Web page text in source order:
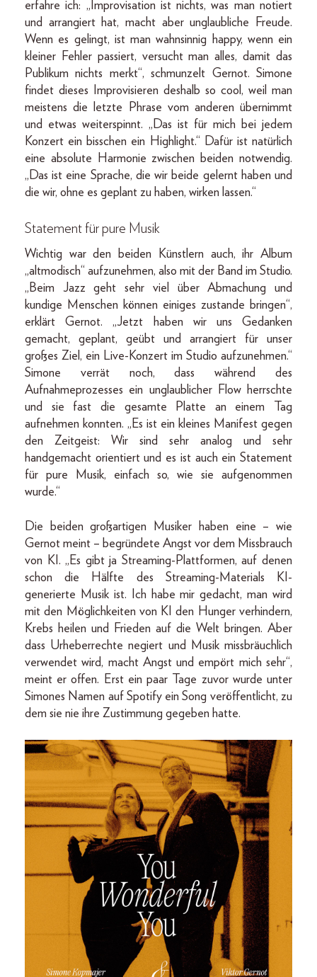
erfahre ich: „Improvisation ist nichts, was man notiert
und arrangiert hat, macht aber unglaubliche Freude.
Wenn es gelingt, ist man wahnsinnig happy, wenn ein
kleiner Fehler passiert, versucht man alles, damit das
Publikum nichts merkt“, schmunzelt Gernot. Simone
findet dieses Improvisieren deshalb so cool, weil man
meistens die letzte Phrase vom anderen übernimmt
und etwas weiterspinnt. „Das ist für mich bei jedem
Konzert ein bisschen ein Highlight.“ Dafür ist natürlich
eine absolute Harmonie zwischen beiden notwendig.
„Das ist eine Sprache, die wir beide gelernt haben und
die wir, ohne es geplant zu haben, wirken lassen.“
Statement für pure Musik
Wichtig war den beiden Künstlern auch, ihr Album
„altmodisch“ aufzunehmen, also mit der Band im Studio.
„Beim Jazz geht sehr viel über Abmachung und
kundige Menschen können einiges zustande bringen“,
erklärt Gernot. „Jetzt haben wir uns Gedanken
gemacht, geplant, geübt und arrangiert für unser
großes Ziel, ein Live-Konzert im Studio aufzunehmen.“
Simone verrät noch, dass während des
Aufnahmeprozesses ein unglaublicher Flow herrschte
und sie fast die gesamte Platte an einem Tag
aufnehmen konnten. „Es ist ein kleines Manifest gegen
den Zeitgeist: Wir sind sehr analog und sehr
handgemacht orientiert und es ist auch ein State­ment
für pure Musik, einfach so, wie sie aufgenommen
wurde.“
Die beiden großartigen Musiker haben eine – wie
Gernot meint – begründete Angst vor dem Missbrauch
von KI. „Es gibt ja Streaming-Plattformen, auf denen
schon die Hälfte des Streaming-Materials KI-
generierte Musik ist. Ich habe mir gedacht, man wird
mit den Möglichkeiten von KI den Hunger verhindern,
Krebs heilen und Frieden auf die Welt bringen. Aber
dass Urheberrechte negiert und Musik missbräuchlich
verwendet wird, macht Angst und empört mich sehr“,
meint er offen. Erst ein paar Tage zuvor wurde unter
Simones Namen auf Spotify ein Song veröffentlicht, zu
dem sie nie ihre Zustimmung gegeben hatte.